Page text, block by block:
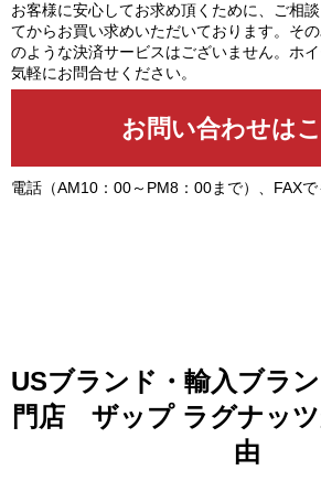
お客様に安心してお求め頂くために、ご相
てからお買い求めいただいております。そ
のような決済サービスはございません。ホ
気軽にお問合せください。
電話（AM10：00～PM8：00まで）、FAX
USブランド・輸入ブラ
門店 ザップ ラグナッ
由